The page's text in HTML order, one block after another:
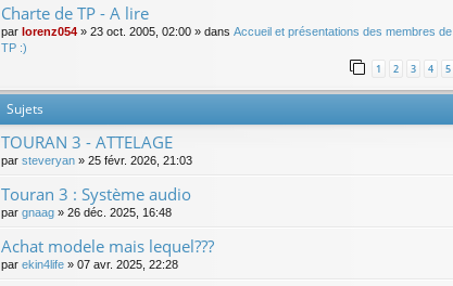
Charte de TP - A lire
par lorenz054 » 23 oct. 2005, 02:00 » dans Accueil et présentations des membres de
TP :)
1 2 3 4 5
Sujets
TOURAN 3 - ATTELAGE
par steveryan » 25 févr. 2026, 21:03
Touran 3 : Système audio
par gnaag » 26 déc. 2025, 16:48
Achat modele mais lequel???
par ekin4life » 07 avr. 2025, 22:28